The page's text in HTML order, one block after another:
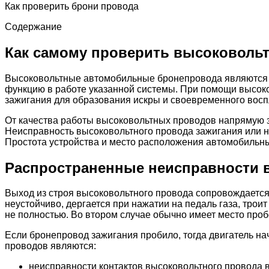
Как проверить брони провода
Содержание
Как самому проверить
Высоковольтные автомобильные бронепровода
функцию в работе указанной системы. При помощи
зажигания для образования искры и своевременного
От качества работы высоковольтных проводов напрямую
Неисправность высоковольтного провода зажигания
Простота устройства и место расположения
Распространенные
Выход из строя высоковольтного провода
неустойчиво, дергается при нажатии на педаль газа,
не полностью. Во втором случае обычно имеет место
Если бронепровод зажигания пробило, тогда двигатель
проводов являются:
неисправности контактов высоковольтного